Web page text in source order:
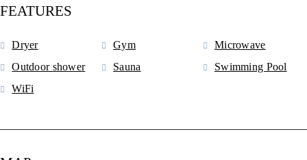
FEATURES
Dryer Gym
Microwave
Outdoor shower
Sauna
Swimming Pool
WiFi